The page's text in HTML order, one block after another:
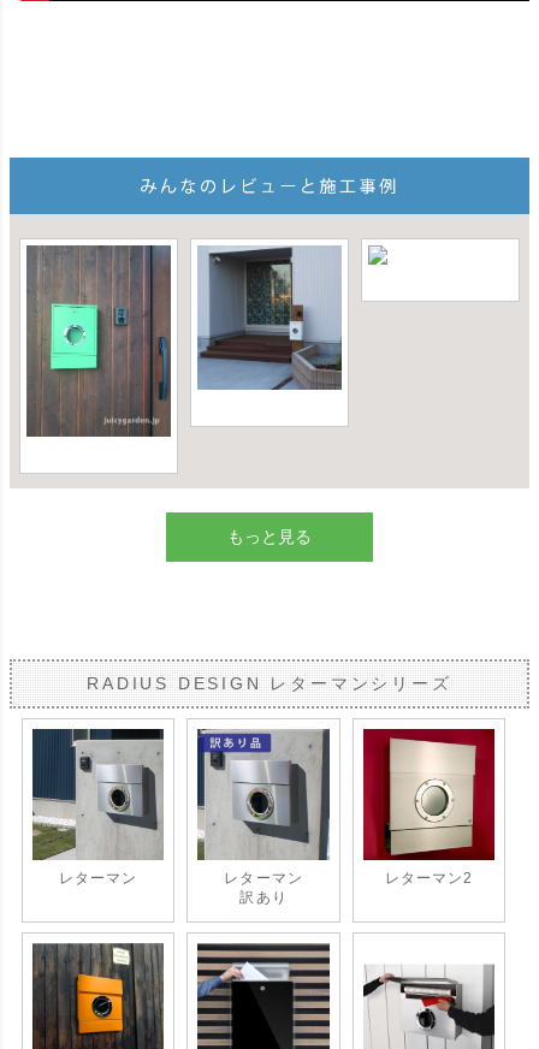
もっと見る
RADIUS DESIGN レターマンシリーズ
レターマン
レターマン
訳あり
レターマン2